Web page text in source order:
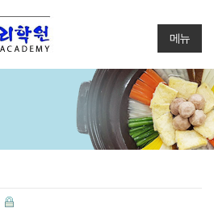
메뉴